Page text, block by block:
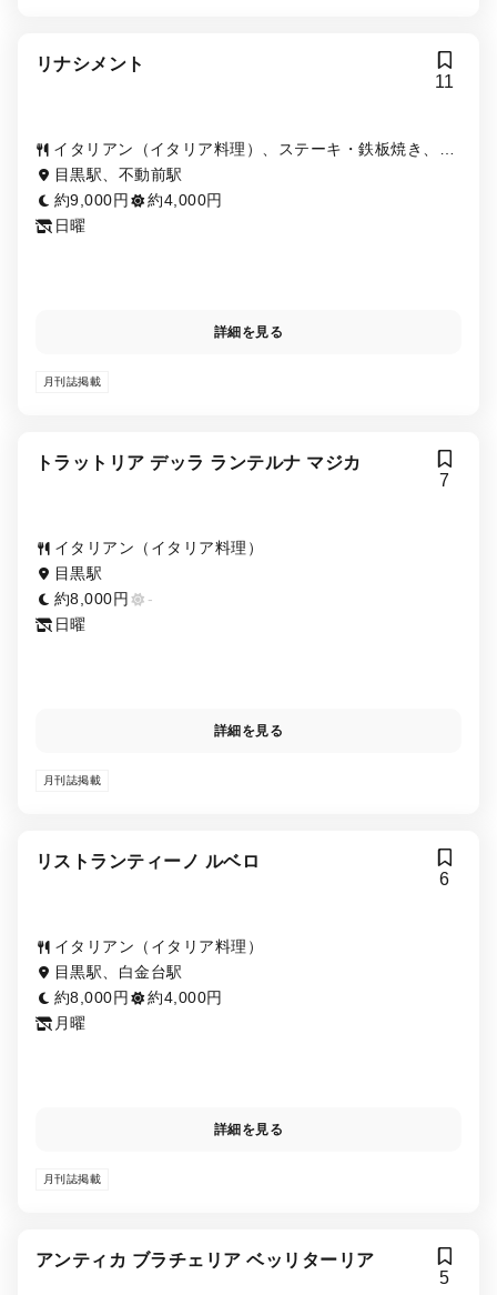
リナシメント
11
イタリアン（イタリア料理）、ステーキ・鉄板焼き、パ
スタ
目黒駅、不動前駅
約9,000円
約4,000円
日曜
詳細を見る
月刊誌掲載
トラットリア デッラ ランテルナ マジカ
7
イタリアン（イタリア料理）
目黒駅
約8,000円
-
日曜
詳細を見る
月刊誌掲載
リストランティーノ ルベロ
6
イタリアン（イタリア料理）
目黒駅、白金台駅
約8,000円
約4,000円
月曜
詳細を見る
月刊誌掲載
アンティカ ブラチェリア ベッリターリア
5